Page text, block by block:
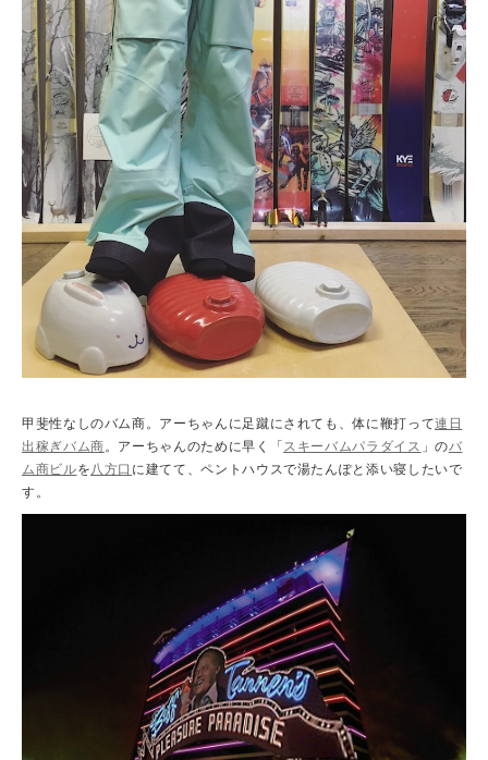
甲斐性なしのバム商。アーちゃんに足蹴にされても、体に鞭打って連日
出稼ぎバム商。アーちゃんのために早く「スキーバムパラダイス 」のバ
ム商ビルを八方口 に建てて、ペントハウスで湯たんぽと添い寝したいで
す。